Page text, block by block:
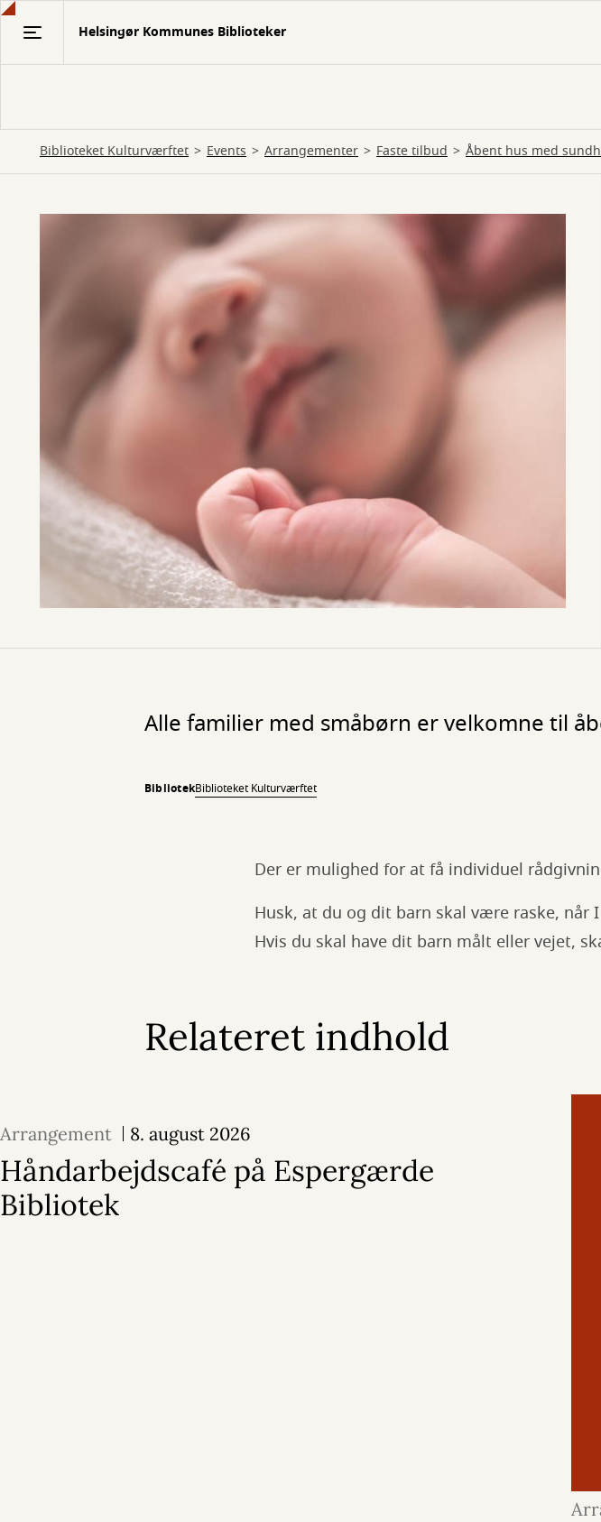
Gå
Helsingør Kommunes Biblioteker
Biblioteket Kulturværftet Events Arrangementer Faste tilbud Åbent hus med
Alle familier med småbørn er velkomne til
BibliotekBiblioteket Kulturværftet
Der er mulighed for at få individuel
Husk, at du og dit barn skal være raske, når
Hvis du skal have dit barn målt eller vejet,
Relateret indhold
Arrangement 8. august 2026
Håndarbejdscafé på Espergærde
Bibliotek